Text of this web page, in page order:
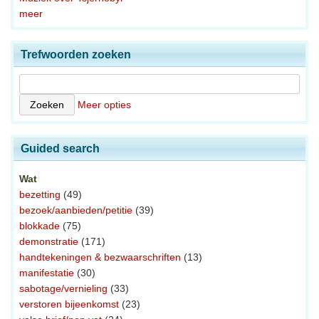
meer
Trefwoorden zoeken
Meer opties
Guided search
Wat
bezetting (49)
bezoek/aanbieden/petitie (39)
blokkade (75)
demonstratie (171)
handtekeningen & bezwaarschriften (13)
manifestatie (30)
sabotage/vernieling (33)
verstoren bijeenkomst (23)